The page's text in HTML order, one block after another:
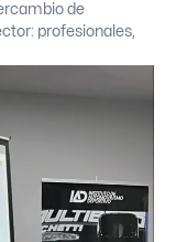
de
profesionales,